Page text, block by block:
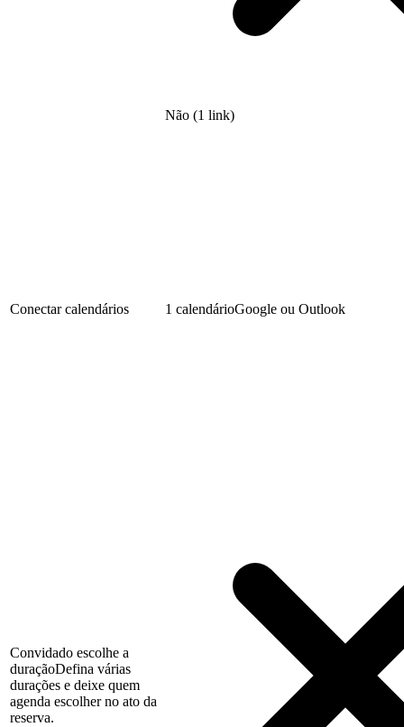
Não (1 link)
Conectar calendários 1 calendárioGoogle ou Outlook
Convidado escolhe a
duraçãoDefina várias
durações e deixe quem
agenda escolher no ato da
reserva.